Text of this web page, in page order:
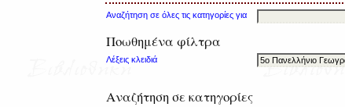
Αναζήτηση σε όλες τις κατηγορίες για
Ποωθημένα φίλτρα
Λέξεις κλειδιά
Αναζήτηση σε κατηγορίες